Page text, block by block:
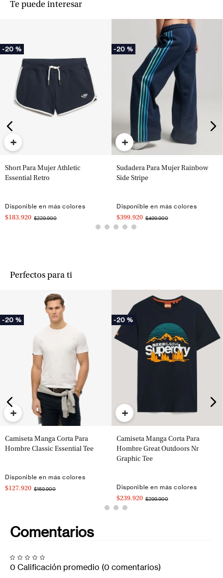
Te puede interesar
-20 %
+
Short Para Mujer Athletic
Essential Retro
Disponible en más colores
$183.920 $229.900
-20 %
+
Sudadera Para Mujer Rainbow
Side Stripe
Disponible en más colores
$399.920 $499.900
Perfectos para ti
-20 %
+
Camiseta Manga Corta Para
Hombre Classic Essential Tee
Disponible en más colores
$127.920 $159.900
-20 %
+
Camiseta Manga Corta Para
Hombre Great Outdoors Nr
Graphic Tee
Disponible en más colores
$239.920 $299.900
Comentarios
0 Calificación promedio (0 comentarios)